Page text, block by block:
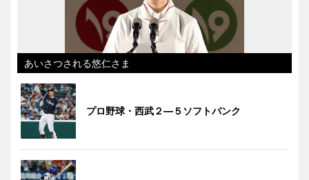
あいさつされる悠仁さま
プロ野球・西武２―５ソフトバンク